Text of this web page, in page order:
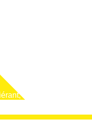
multi-surfaces